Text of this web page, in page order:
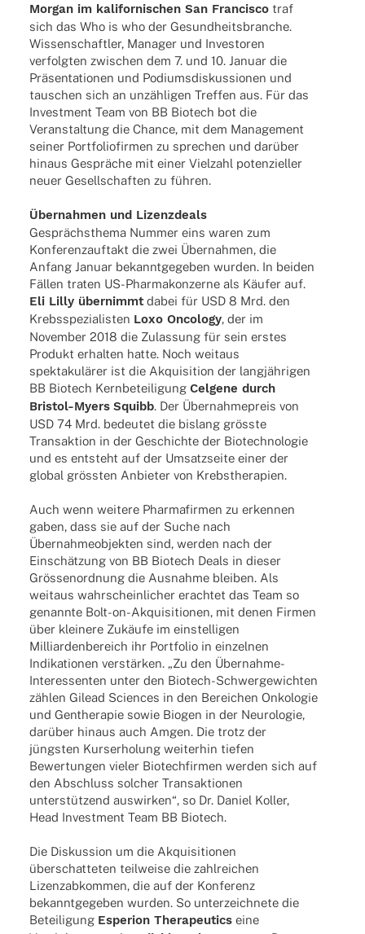
Morgan im kali­for­ni­schen San Fran­ciscotraf
sich das Who is who der Gesund­heits­bran­che.
Wissen­schaft­ler, Mana­ger und Inves­to­ren
verfolg­ten zwischen dem 7. und 10. Januar die
Präsentationen und Podi­ums­dis­kus­sio­nen und
tauschen sich an unzähligen Tref­fen aus. Für das
Invest­ment Team von BB Biotech bot die
Veran­stal­tung die Chance, mit dem Manage­ment
seiner Port­fo­lio­fir­men zu spre­chen und darüber
hinaus Gespräche mit einer Viel­zahl poten­zi­el­ler
neuer Gesell­schaf­ten zu führen.
Übernahmen und Lizenzdeals
Gesprächsthema Nummer eins waren zum
Konfe­renz­auf­takt die zwei Übernahmen, die
Anfang Januar bekannt­ge­ge­ben wurden. In beiden
Fällen traten US-Phar­­ma­­kon­­­zerne als Käufer auf.
Eli Lilly übernimmtdabei für USD 8 Mrd. den
Krebs­spe­zia­lis­ten Loxo Onco­logy, der im
Novem­ber 2018 die Zulas­sung für sein erstes
Produkt erhal­ten hatte. Noch weit­aus
spektakulärer ist die Akqui­si­tion der langjährigen
BB Biotech Kern­be­tei­li­gung Celgene durch
Bris­­tol-Myers Squibb. Der Übernahmepreis von
USD 74 Mrd. bedeu­tet die bislang grösste
Trans­ak­tion in der Geschichte der Biotech­no­lo­gie
und es entsteht auf der Umsatz­seite einer der
global grössten Anbie­ter von Krebstherapien.
Auch wenn weitere Phar­ma­fir­men zu erken­nen
gaben, dass sie auf der Suche nach
Übernahmeobjekten sind, werden nach der
Einschätzung von BB Biotech Deals in dieser
Grössenordnung die Ausnahme blei­ben. Als
weit­aus wahr­schein­li­cher erach­tet das Team so
genannte Bolt-on-Akqui­­si­­tio­­nen, mit denen Firmen
über klei­nere Zukäufe im einstel­li­gen
Milli­ar­den­be­reich ihr Port­fo­lio in einzel­nen
Indi­ka­tio­nen verstärken. „Zu den Übernahme-
Interessenten unter den Biotech-Schwer­­ge­­wich­­ten
zählen Gilead Scien­ces in den Berei­chen Onko­lo­gie
und Genthe­ra­pie sowie Biogen in der Neuro­lo­gie,
darüber hinaus auch Amgen. Die trotz der
jüngsten Kurs­er­ho­lung weiter­hin tiefen
Bewer­tun­gen vieler Biotech­fir­men werden sich auf
den Abschluss solcher Trans­ak­tio­nen
unterstützend auswir­ken“, so Dr. Daniel Koller,
Head Invest­ment Team BB Biotech.
Die Diskus­sion um die Akqui­si­tio­nen
überschatteten teil­weise die zahl­rei­chen
Lizenz­ab­kom­men, die auf der Konfe­renz
bekannt­ge­ge­ben wurden. So unter­zeich­nete die
Betei­li­gung Espe­rion Thera­peu­ticseine